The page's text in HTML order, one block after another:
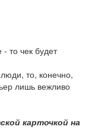
то чек будет
то, конечно,
лишь вежливо
карточкой на